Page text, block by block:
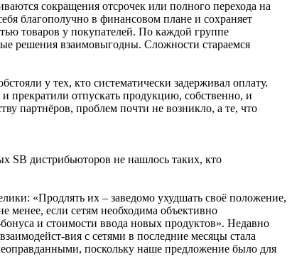
сокращения отсрочек или полного перехода на
благополучно в финансовом плане и сохраняет
товаров у покупателей. По каждой группе
решения взаимовыгодны. Сложности стараемся
у тех, кто систематически задерживал оплату.
прекратили отпускать продукцию, собственно, и
партнёров, проблем почти не возникло, а те, что
SB дистрибьюторов не нашлось таких, кто
«Продлять их – заведомо ухудшать своё положение,
менее, если сетям необходима объективно
и стоимости ввода новых продуктов». Недавно
вия с сетями в последние месяцы стала
поскольку наше предложение было для